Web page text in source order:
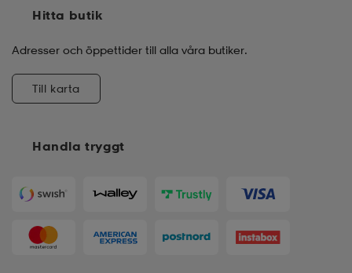
Handla tryggt
Hitta butik
Adresser och öppettider till alla våra butiker.
Till karta